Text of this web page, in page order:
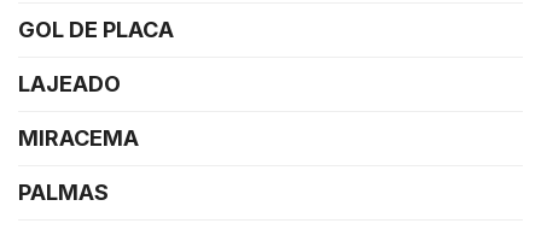
GOL DE PLACA
LAJEADO
MIRACEMA
PALMAS